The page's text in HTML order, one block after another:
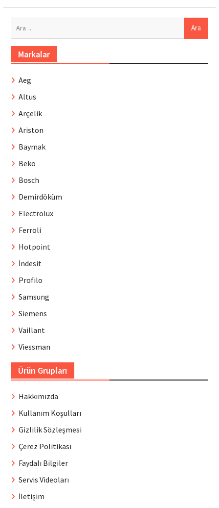
Markalar
Aeg
Altus
Arçelik
Ariston
Baymak
Beko
Bosch
Demirdöküm
Electrolux
Ferroli
Hotpoint
İndesit
Profilo
Samsung
Siemens
Vaillant
Viessman
Ürün Grupları
Hakkımızda
Kullanım Koşulları
Gizlilik Sözleşmesi
Çerez Politikası
Faydalı Bilgiler
Servis Videoları
İletişim